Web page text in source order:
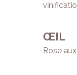
ŒIL
Rose